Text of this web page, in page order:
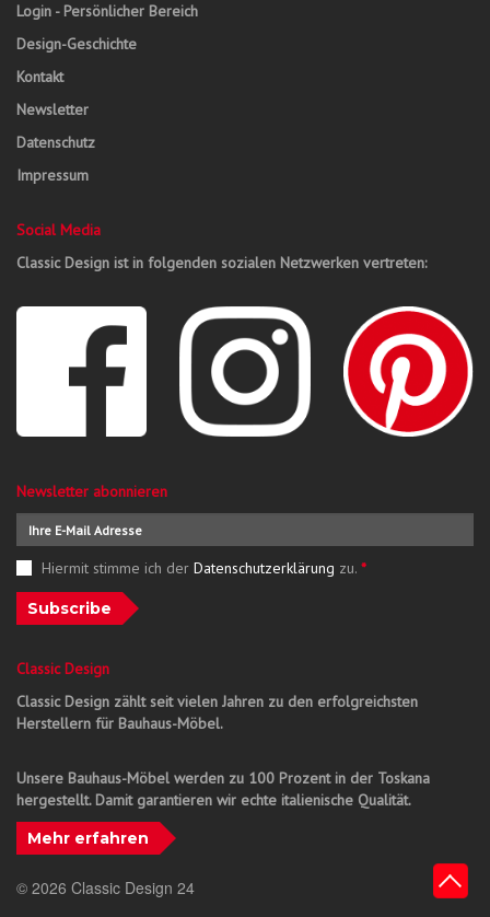
Login - Persönlicher Bereich
Design-Geschichte
Kontakt
Newsletter
Datenschutz
Impressum
Social Media
Classic Design ist in folgenden sozialen Netzwerken vertreten:
Newsletter abonnieren
Hiermit stimme ich der Datenschutzerklärung zu. *
Subscribe
Classic Design
Classic Design zählt seit vielen Jahren zu den erfolgreichsten
Herstellern für Bauhaus-Möbel.
Unsere Bauhaus-Möbel werden zu 100 Prozent in der Toskana
hergestellt. Damit garantieren wir echte italienische Qualität.
Mehr erfahren
© 2026 Classic Design 24